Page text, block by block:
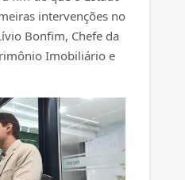
intervenções no
Bonfim, Chefe da
Imobiliário e